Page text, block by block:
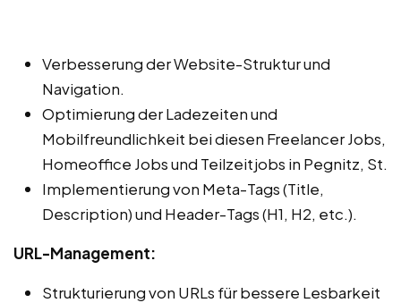
Verbesserung der Website-Struktur und
Navigation.
Optimierung der Ladezeiten und
Mobilfreundlichkeit bei diesen Freelancer Jobs,
Homeoffice Jobs und Teilzeitjobs in Pegnitz, St.
Implementierung von Meta-Tags (Title,
Description) und Header-Tags (H1, H2, etc.).
URL-Management:
Strukturierung von URLs für bessere Lesbarkeit